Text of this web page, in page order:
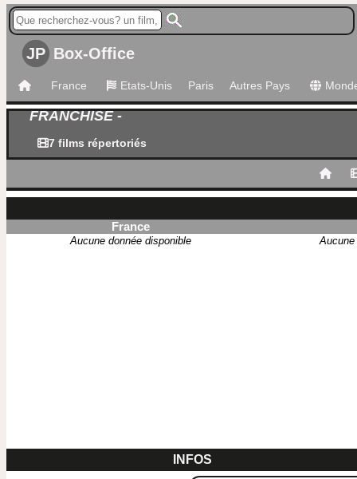
JP Box-Office
France Etats-Unis Paris Autres Pays
FRANCHISE -
7 films répertoriés
France
Aucune donnée disponible
INFOS